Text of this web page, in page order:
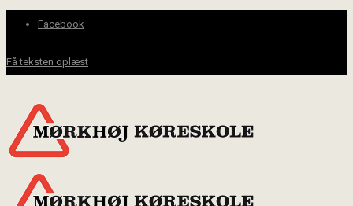
Facebook
Få teksten oplæst